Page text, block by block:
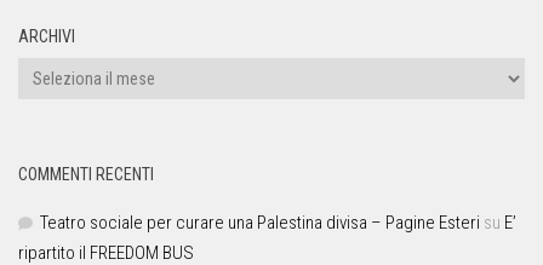
ARCHIVI
COMMENTI RECENTI
Teatro sociale per curare una Palestina divisa – Pagine Esteri su E’
ripartito il FREEDOM BUS